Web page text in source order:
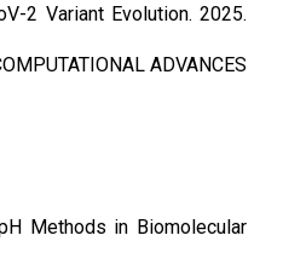
2 Variant Evolution. 2025.
ADVANCES
Methods in Biomolecular